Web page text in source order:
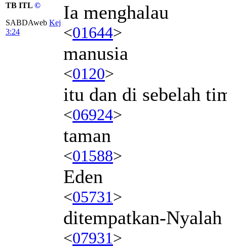
TB ITL ©
SABDAweb Kej
3:24
Ia menghalau
<01644>
manusia
<0120>
itu dan di sebelah
<06924>
taman
<01588>
Eden
<05731>
ditempatkan-Nyalah
<07931>